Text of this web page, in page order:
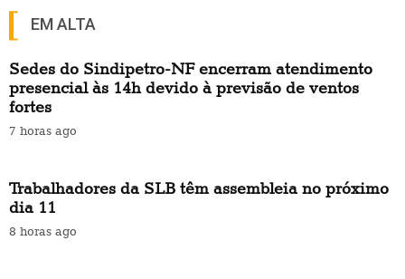
EM ALTA
Sedes do Sindipetro-NF encerram atendimento
presencial às 14h devido à previsão de ventos
fortes
7 horas ago
Trabalhadores da SLB têm assembleia no próximo
dia 11
8 horas ago